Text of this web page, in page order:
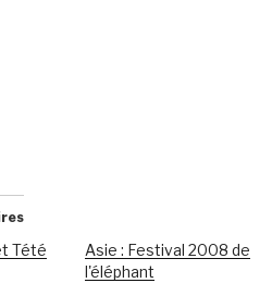
Tété
Asie : Festival 2008 de
l'éléphant